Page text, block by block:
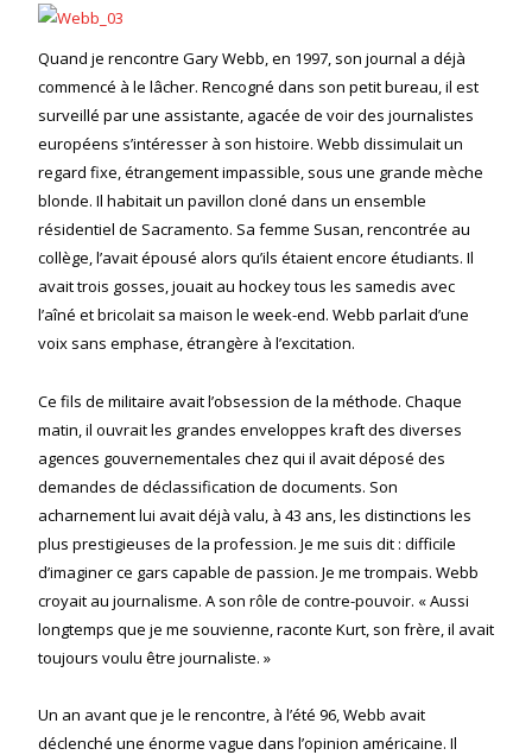
Quand je rencontre Gary Webb, en 1997, son journal a déjà
commencé à le lâcher. Rencogné dans son petit bureau, il est
surveillé par une assistante, agacée de voir des journalistes
européens s’intéresser à son histoire. Webb dissimulait un
regard fixe, étrangement impassible, sous une grande mèche
blonde. Il habitait un pavillon cloné dans un ensemble
résidentiel de Sacramento. Sa femme Susan, rencontrée au
collège, l’avait épousé alors qu’ils étaient encore étudiants. Il
avait trois gosses, jouait au hockey tous les samedis avec
l’aîné et bricolait sa maison le week-end. Webb parlait d’une
voix sans emphase, étrangère à l’excitation.
Ce fils de militaire avait l’obsession de la méthode. Chaque
matin, il ouvrait les grandes enveloppes kraft des diverses
agences gouvernementales chez qui il avait déposé des
demandes de déclassification de documents. Son
acharnement lui avait déjà valu, à 43 ans, les distinctions les
plus prestigieuses de la profession. Je me suis dit : difficile
d’imaginer ce gars capable de passion. Je me trompais. Webb
croyait au journalisme. A son rôle de contre-pouvoir. « Aussi
longtemps que je me souvienne, raconte Kurt, son frère, il avait
toujours voulu être journaliste. »
Un an avant que je le rencontre, à l’été 96, Webb avait
déclenché une énorme vague dans l’opinion américaine. Il